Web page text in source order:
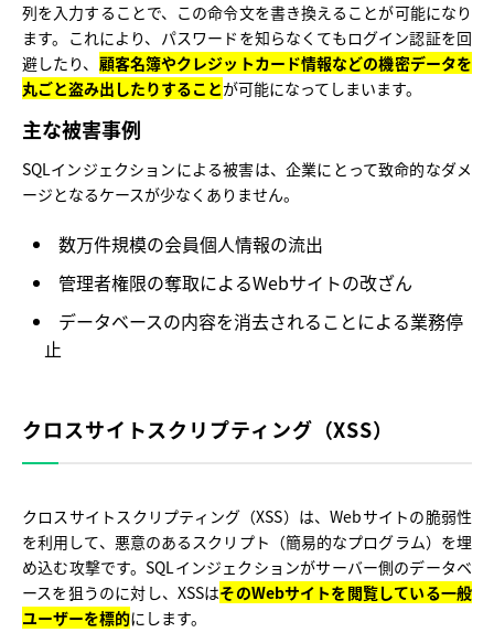
列を入力することで、この命令文を書き換えることが可能になり
ます。これにより、パスワードを知らなくてもログイン認証を回
避したり、 顧客名簿やクレジットカード情報などの機密データを
丸ごと盗み出したりすることが可能になってしまいます。
主な被害事例
SQLインジェクションによる被害は、企業にとって致命的なダメ
ージとなるケースが少なくありません。
数万件規模の会員個人情報の流出
管理者権限の奪取によるWebサイトの改ざん
データベースの内容を消去されることによる業務停
止
クロスサイトスクリプティング（XSS）
クロスサイトスクリプティング（XSS）は、Webサイトの脆弱性
を利用して、悪意のあるスクリプト（簡易的なプログラム）を埋
め込む攻撃です。SQLインジェクションがサーバー側のデータベ
ースを狙うのに対し、XSSはそのWebサイトを閲覧している一般
ユーザーを標的にします。